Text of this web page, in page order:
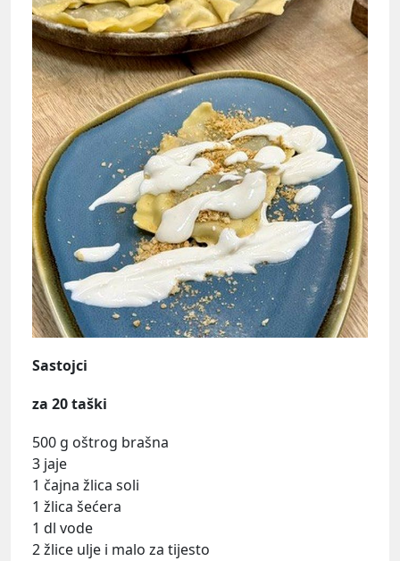
Sastojci
za 20 taški
500 g oštrog brašna
3 jaje
1 čajna žlica soli
1 žlica šećera
1 dl vode
2 žlice ulje i malo za tijesto